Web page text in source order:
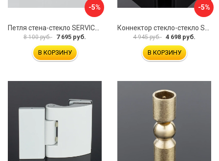
-5%
Петля стена-стекло SERVICE PLUS P03-101CR/brass
8 100 руб. 7 695 руб.
В КОРЗИНУ
-5%
Коннектор стекло-стекло SERVICE PLUS K03-201BLK/brass
4 945 руб. 4 698 руб.
В КОРЗИНУ